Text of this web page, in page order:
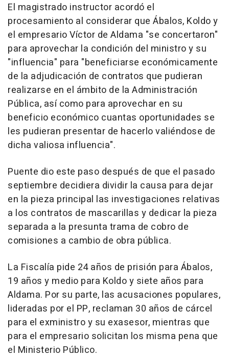
El magistrado instructor acordó el
procesamiento al considerar que Ábalos, Koldo y
el empresario Víctor de Aldama "se concertaron"
para aprovechar la condición del ministro y su
"influencia" para "beneficiarse económicamente
de la adjudicación de contratos que pudieran
realizarse en el ámbito de la Administración
Pública, así como para aprovechar en su
beneficio económico cuantas oportunidades se
les pudieran presentar de hacerlo valiéndose de
dicha valiosa influencia".
Puente dio este paso después de que el pasado
septiembre decidiera dividir la causa para dejar
en la pieza principal las investigaciones relativas
a los contratos de mascarillas y dedicar la pieza
separada a la presunta trama de cobro de
comisiones a cambio de obra pública.
La Fiscalía pide 24 años de prisión para Ábalos,
19 años y medio para Koldo y siete años para
Aldama. Por su parte, las acusaciones populares,
lideradas por el PP, reclaman 30 años de cárcel
para el exministro y su exasesor, mientras que
para el empresario solicitan los misma pena que
el Ministerio Público.